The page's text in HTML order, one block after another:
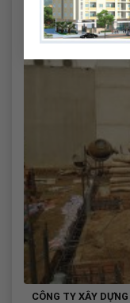
TIN TỨC
CÔNG TY XÂY